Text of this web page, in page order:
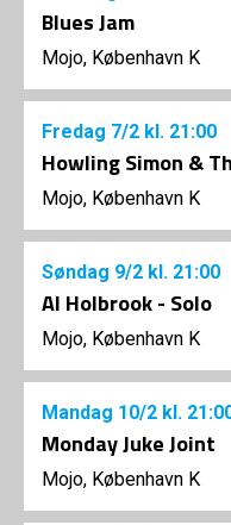
Blues Jam
Mojo, København K
Fredag 7/2 kl. 21:00
Howling Simon &
Mojo, København K
Søndag 9/2 kl. 21:00
Al Holbrook - Solo
Mojo, København K
Mandag 10/2 kl.
Monday Juke Joint
Mojo, København K